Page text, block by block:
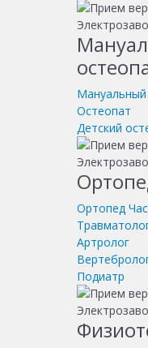
Мануальный
Остеопат
Детский
Ортопед
Артролог
Подиатр